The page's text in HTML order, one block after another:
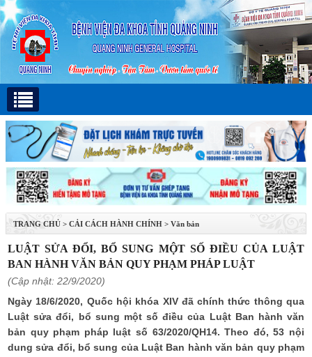
TRANG CHỦ > CẢI CÁCH HÀNH CHÍNH > Văn bản
LUẬT SỬA ĐỔI, BỔ SUNG MỘT SỐ ĐIỀU CỦA LUẬT
BAN HÀNH VĂN BẢN QUY PHẠM PHÁP LUẬT
(Cập nhật: 22/9/2020)
Ngày 18/6/2020, Quốc hội khóa XIV đã chính thức thông qua
Luật sửa đổi, bổ sung một số điều của Luật Ban hành văn
bản quy phạm pháp luật số 63/2020/QH14. Theo đó, 53 nội
dung sửa đổi, bổ sung của Luật Ban hành văn bản quy phạm